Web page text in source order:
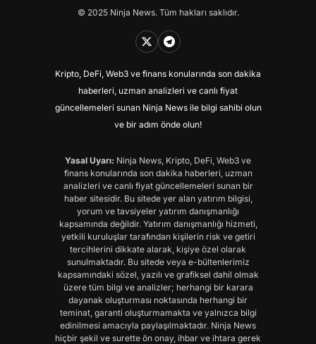
© 2025 Ninja News. Tüm hakları saklıdır.
Kripto, DeFi, Web3 ve finans konularında son dakika
haberleri, uzman analizleri ve canlı fiyat
güncellemeleri sunan Ninja News ile bilgi sahibi olun
ve bir adım önde olun!
Yasal Uyarı: Ninja News, Kripto, DeFi, Web3 ve
finans konularında son dakika haberleri, uzman
analizleri ve canlı fiyat güncellemeleri sunan bir
haber sitesidir. Bu sitede yer alan yatırım bilgisi,
yorum ve tavsiyeler yatırım danışmanlığı
kapsamında değildir. Yatırım danışmanlığı hizmeti,
yetkili kuruluşlar tarafından kişilerin risk ve getiri
tercihlerini dikkate alarak, kişiye özel olarak
sunulmaktadır. Bu sitede veya e-bültenlerimiz
kapsamındaki sözel, yazılı ve grafiksel dahil olmak
üzere tüm bilgi ve analizler; herhangi bir karara
dayanak oluşturması noktasında herhangi bir
teminat, garanti oluşturmamakta ve yalnızca bilgi
edinilmesi amacıyla paylaşılmaktadır. Ninja News
hiçbir şekil ve surette ön onay, ihbar ve ihtara gerek